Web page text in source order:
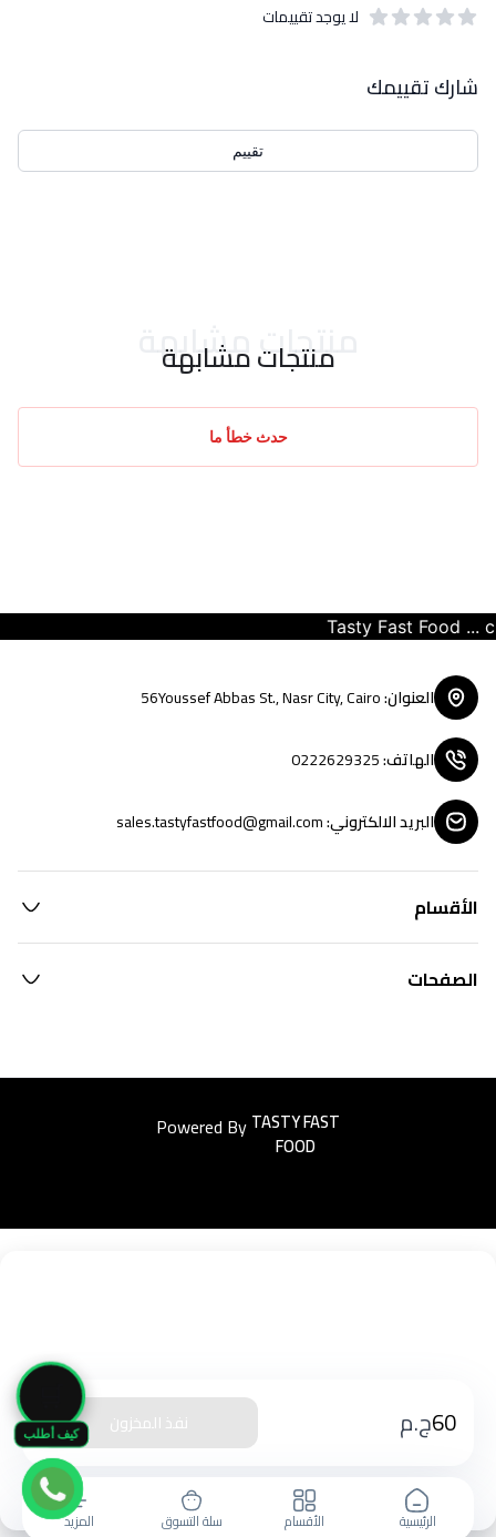
كيف أطلب
لا يوجد تقييمات
شارك تقييمك
تقييم
منتجات مشابهة
منتجات مشابهة
حدث خطأ ما
60ج.م نفذ المخزون
الرئيسية الأقسام سلة التسوق المزيد
Tasty Fast Food ...
العنوان:
56Youssef Abbas St., Nasr City, Cairo
الهاتف:
0222629325
البريد الالكتروني:
sales.tastyfastfood@gmail.com
الأقسام
الصفحات
Powered ByEasyorders